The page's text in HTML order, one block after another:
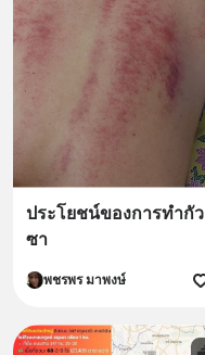
ประโยชน์ของการทำกัว
ซา
พชรพร มาพงษ์